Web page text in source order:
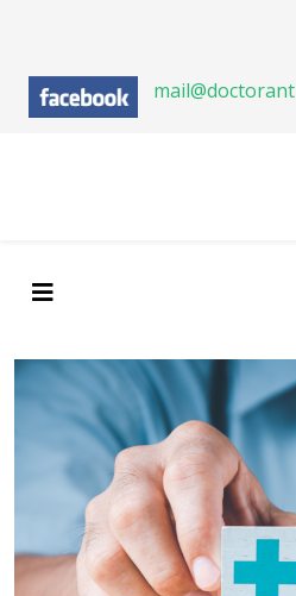
mail@doctorant